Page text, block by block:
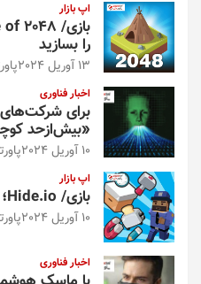
اپ بازار
را بسازید
13 آوریل 2024
اخبار فناوری
برای
«بیش‌از‌حد
10 آوریل 2024
اپ بازار
بازی/ Hide.io؛ از چشم بقیه پنهان شوید
10 آوریل 2024
اخبار فناوری